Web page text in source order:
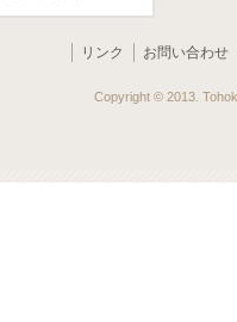
リンク お問い合わせ
Copyright © 2013.